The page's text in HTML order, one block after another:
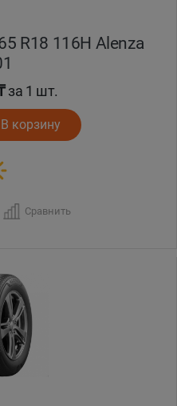
R18 116H Alenza
за 1 шт.
В корзину
Сравнить